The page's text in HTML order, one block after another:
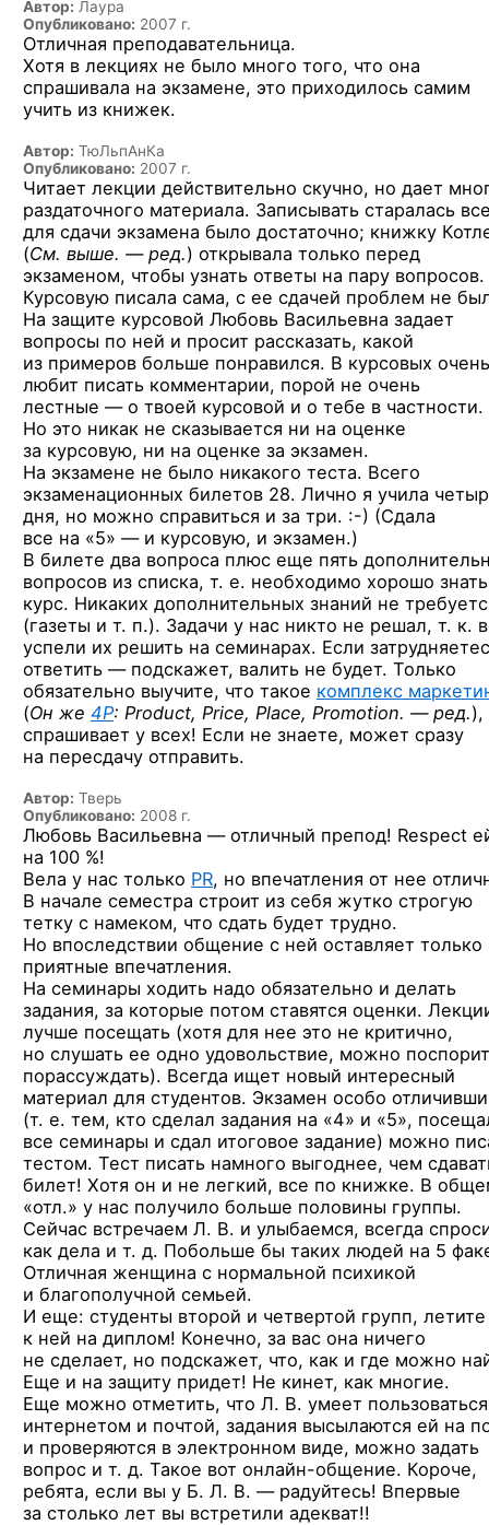
Автор: Лаура
Опубликовано: 2007 г.
Отличная преподавательница.
Хотя в лекциях не было много того, что она
спрашивала на экзамене, это приходилось самим
учить из книжек.
Автор: ТюЛьпАнКа
Опубликовано: 2007 г.
Читает лекции действительно скучно, но дает
раздаточного материала. Записывать старалась
для сдачи экзамена было достаточно; книжку
(См. выше. — ред.) открывала только перед
экзаменом, чтобы узнать ответы на пару вопросов.
Курсовую писала сама, с ее сдачей проблем не
На защите курсовой Любовь Васильевна задает
вопросы по ней и просит рассказать, какой
из примеров больше понравился. В курсовых очень
любит писать комментарии, порой не очень
лестные — о твоей курсовой и о тебе в частности.
Но это никак не сказывается ни на оценке
за курсовую, ни на оценке за экзамен.
На экзамене не было никакого теста. Всего
экзаменационных билетов 28. Лично я учила
дня, но можно справиться и за три. :-) (Сдала
все на «5» —и курсовую, и экзамен.)
В билете два вопроса плюс еще пять
вопросов из списка, т. е. необходимо хорошо знать
курс. Никаких дополнительных знаний не
(газеты и т. п.). Задачи у нас никто не решал, т. к.
успели их решить на семинарах. Если
ответить — подскажет, валить не будет. Только
обязательно выучите, что такое комплекс
(Он же 4P: Product, Price, Place, Promotion. — ред.),
спрашивает у всех! Если не знаете, может сразу
на пересдачу отправить.
Автор: Тверь
Опубликовано: 2008 г.
Любовь Васильевна — отличный препод! Respect
на 100 %!
Вела у нас только PR, но впечатления от нее
В начале семестра строит из себя жутко строгую
тетку с намеком, что сдать будет трудно.
Но впоследствии общение с ней оставляет только
приятные впечатления.
На семинары ходить надо обязательно и делать
задания, за которые потом ставятся оценки.
лучше посещать (хотя для нее это не критично,
но слушать ее одно удовольствие, можно
порассуждать). Всегда ищет новый интересный
материал для студентов. Экзамен особо
(т. е. тем, кто сделал задания на «4» и «5»,
все семинары и сдал итоговое задание) можно
тестом. Тест писать намного выгоднее, чем
билет! Хотя он и не легкий, все по книжке. В
«отл.» у нас получило больше половины группы.
Сейчас встречаем Л. В. и улыбаемся, всегда
как дела и т. д. Побольше бы таких людей на 5
Отличная женщина с нормальной психикой
и благополучной семьей.
И еще: студенты второй и четвертой групп, летите
к ней на диплом! Конечно, за вас она ничего
не сделает, но подскажет, что, как и где можно
Еще и на защиту придет! Не кинет, как многие.
Еще можно отметить, что Л. В. умеет пользоваться
интернетом и почтой, задания высылаются ей на
и проверяются в электронном виде, можно задать
вопрос и т. д. Такое вот онлайн-общение. Короче,
ребята, если вы у Б. Л. В. —радуйтесь! Впервые
за столько лет вы встретили адекват!!